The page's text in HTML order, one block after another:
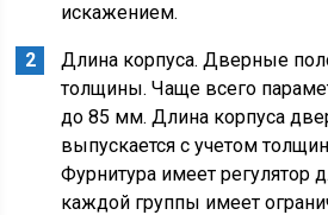
искажением.
Длина корпуса. Дверные
толщины. Чаще всего
до 85 мм. Длина корпуса
выпускается с учетом
Фурнитура имеет регулятор
каждой группы имеет